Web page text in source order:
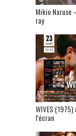
Mikio Naruse
ray
WIVES
l’écran